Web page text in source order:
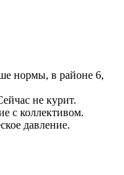
нормы, в районе 6,
не курит.
с коллективом.
давление.